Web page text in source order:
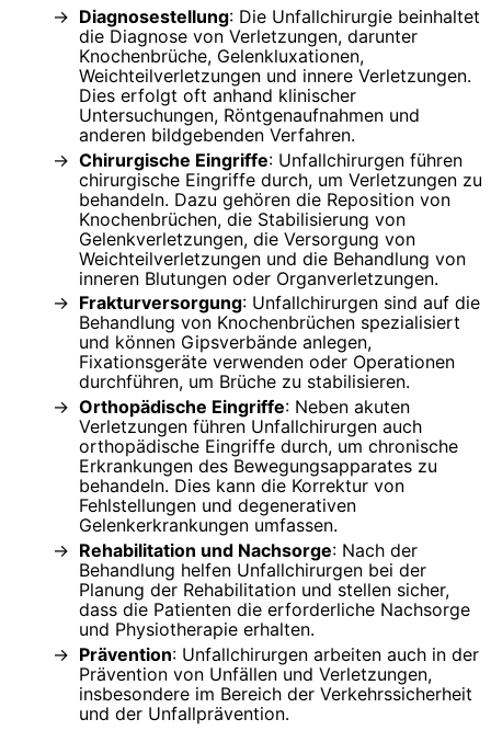
Diagnosestellung: Die Unfallchirurgie beinhaltet
die Diagnose von Verletzungen, darunter
Knochenbrüche, Gelenkluxationen,
Weichteilverletzungen und innere Verletzungen.
Dies erfolgt oft anhand klinischer
Untersuchungen, Röntgenaufnahmen und
anderen bildgebenden Verfahren.
Chirurgische Eingriffe: Unfallchirurgen führen
chirurgische Eingriffe durch, um Verletzungen zu
behandeln. Dazu gehören die Reposition von
Knochenbrüchen, die Stabilisierung von
Gelenkverletzungen, die Versorgung von
Weichteilverletzungen und die Behandlung von
inneren Blutungen oder Organverletzungen.
Frakturversorgung: Unfallchirurgen sind auf die
Behandlung von Knochenbrüchen spezialisiert
und können Gipsverbände anlegen,
Fixationsgeräte verwenden oder Operationen
durchführen, um Brüche zu stabilisieren.
Orthopädische Eingriffe: Neben akuten
Verletzungen führen Unfallchirurgen auch
orthopädische Eingriffe durch, um chronische
Erkrankungen des Bewegungsapparates zu
behandeln. Dies kann die Korrektur von
Fehlstellungen und degenerativen
Gelenkerkrankungen umfassen.
Rehabilitation und Nachsorge: Nach der
Behandlung helfen Unfallchirurgen bei der
Planung der Rehabilitation und stellen sicher,
dass die Patienten die erforderliche Nachsorge
und Physiotherapie erhalten.
Prävention: Unfallchirurgen arbeiten auch in der
Prävention von Unfällen und Verletzungen,
insbesondere im Bereich der Verkehrssicherheit
und der Unfallprävention.